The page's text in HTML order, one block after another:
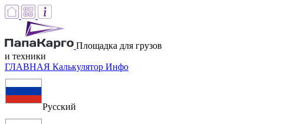
Площадка для грузов
и техники
ГЛАВНАЯ Калькулятор Инфо
Русский